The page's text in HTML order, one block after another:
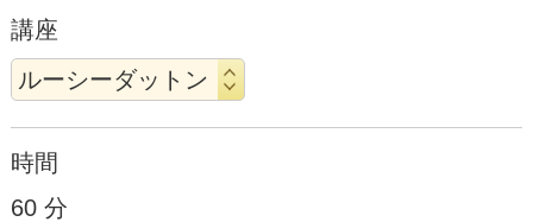
講座
時間
60 分